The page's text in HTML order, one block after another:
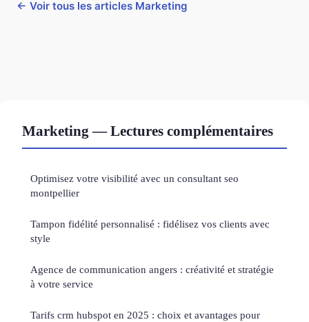
← Voir tous les articles Marketing
Marketing — Lectures complémentaires
Optimisez votre visibilité avec un consultant seo
montpellier
Tampon fidélité personnalisé : fidélisez vos clients avec
style
Agence de communication angers : créativité et stratégie
à votre service
Tarifs crm hubspot en 2025 : choix et avantages pour